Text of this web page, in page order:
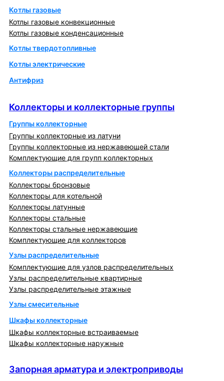
Котлы газовые
Котлы газовые конвекционные
Котлы газовые конденсационные
Котлы твердотопливные
Котлы электрические
Антифриз
Коллекторы и коллекторные группы
Группы коллекторные
Группы коллекторные из латуни
Группы коллекторные из нержавеющей стали
Комплектующие для групп коллекторных
Коллекторы распределительные
Коллекторы бронзовые
Коллекторы для котельной
Коллекторы латунные
Коллекторы стальные
Коллекторы стальные нержавеющие
Комплектующие для коллекторов
Узлы распределительные
Комплектующие для узлов распределительных
Узлы распределительные квартирные
Узлы распределительные этажные
Узлы смесительные
Шкафы коллекторные
Шкафы коллекторные встраиваемые
Шкафы коллекторные наружные
Запорная арматура и электроприводы